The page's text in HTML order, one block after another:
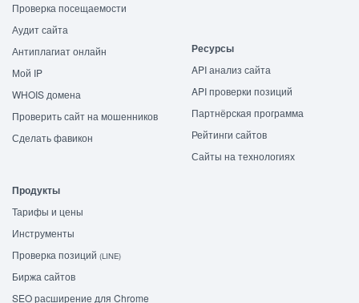
Проверка посещаемости
Аудит сайта
Антиплагиат онлайн
Мой IP
WHOIS домена
Проверить сайт на мошенников
Сделать фавикон
Ресурсы
API анализ сайта
API проверки позиций
Партнёрская программа
Рейтинги сайтов
Сайты на технологиях
Продукты
Тарифы и цены
Инструменты
Проверка позиций (LINE)
Биржа сайтов
SEO расширение для Chrome